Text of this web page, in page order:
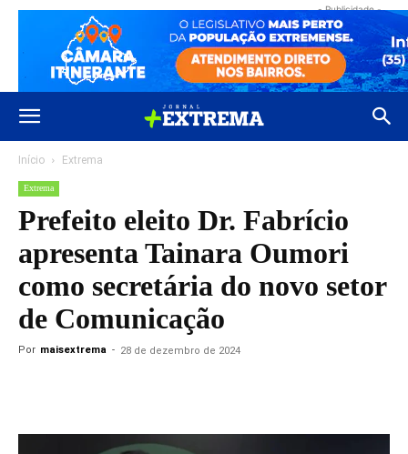
- Publicidade -
Início Extrema
Extrema
Prefeito eleito Dr. Fabrício
apresenta Tainara Oumori
como secretária do novo setor
de Comunicação
Por maisextrema - 28 de dezembro de 2024